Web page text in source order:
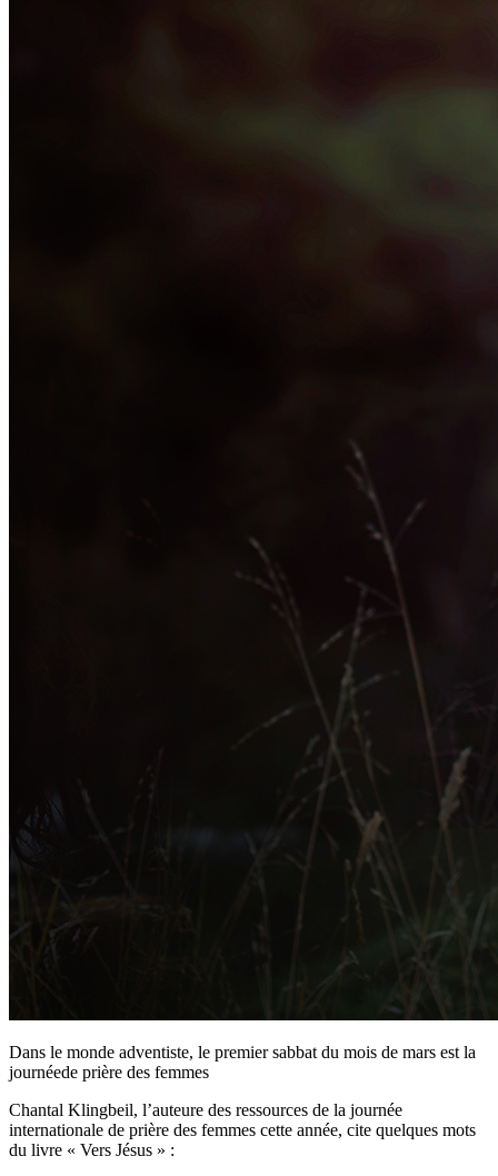
Dans le monde adventiste, le premier sabbat du mois de mars est la
journéede prière des femmes
Chantal Klingbeil, l’auteure des ressources de la journée
internationale de prière des femmes cette année, cite quelques mots
du livre « Vers Jésus » :